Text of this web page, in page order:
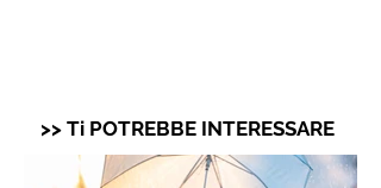
>> Ti POTREBBE INTERESSARE